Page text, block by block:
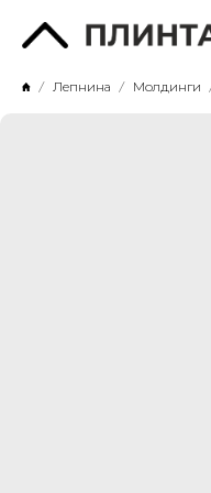
Лепнина Молдинги